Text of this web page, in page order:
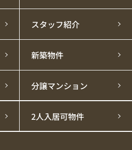
スタッフ紹介
新築物件
分譲マンション
2人入居可物件